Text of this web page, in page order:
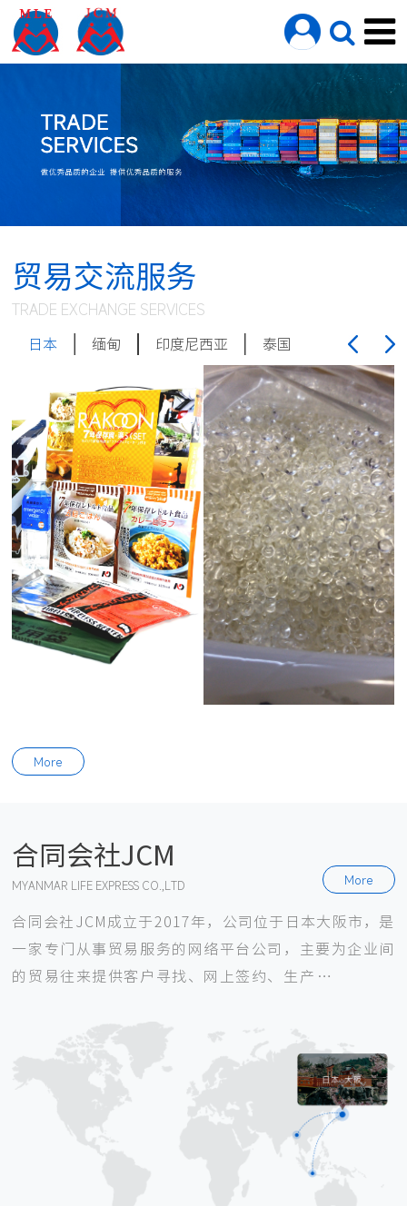
TRADE EXCHANGE SERVICES
贸易交流服务
日本 缅甸 印度尼西亚 泰国
食品类
Food 工业产品类
Industrial Products
More
合同会社JCM
MYANMAR LIFE EXPRESS CO.,LTD More
合同会社JCM成立于2017年，公司位于日本大阪市，是
一家专门从事贸易服务的网络平台公司，主要为企业间
的贸易往来提供客户寻找、网上签约、生产监督、报关